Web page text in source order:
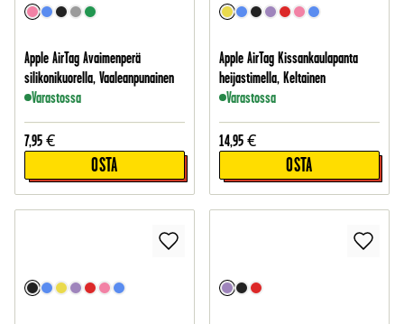
Apple AirTag Avaimenperä
silikonikuorella, Vaaleanpunainen
Varastossa
7,95 €
OSTA
Apple AirTag Kissankaulapanta
heijastimella, Keltainen
Varastossa
14,95 €
OSTA